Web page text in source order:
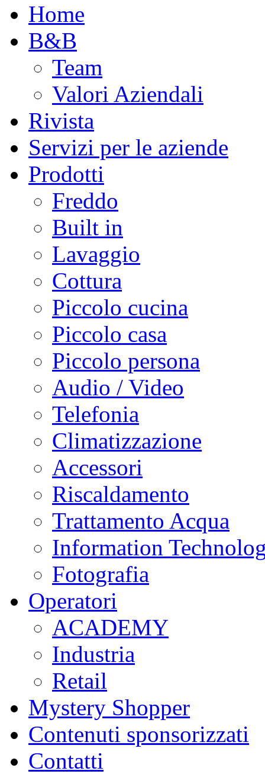
Home
B&B
Team
Valori Aziendali
Rivista
Servizi per le aziende
Prodotti
Freddo
Built in
Lavaggio
Cottura
Piccolo cucina
Piccolo casa
Piccolo persona
Audio / Video
Telefonia
Climatizzazione
Accessori
Riscaldamento
Trattamento Acqua
Information
Fotografia
Operatori
ACADEMY
Industria
Retail
Mystery Shopper
Contenuti sponsorizzati
Contatti